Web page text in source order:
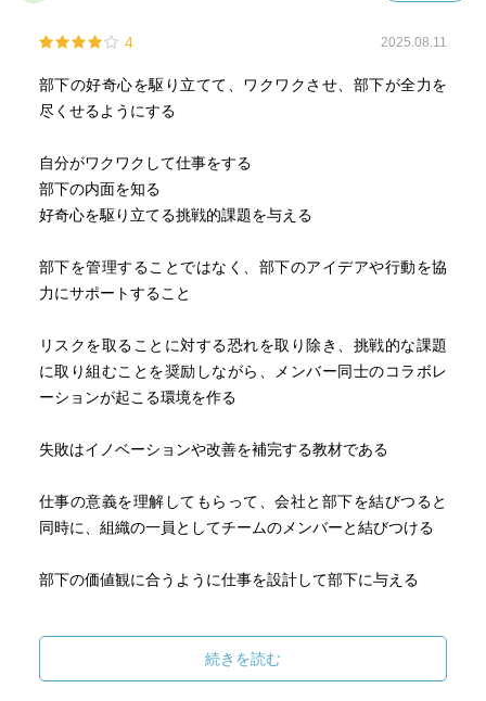
・グローバルな視点を持って機敏に行動できる
④良い聴き手
・「言う」ことは最小限にして、
より多くの質問をする
⑤コミュニケーター
他者との感情的なつながりを築ける
・人を鼓舞して行動を起こさせ、
・目的を決め、人々の力を結集して
事に当たらせることができる
⑥ネットワーカー
複数の要因間の関係性を見抜ける
・指示するより影響を与える
KNOW(知る)：
4 2025.08.11
部下の好奇心を駆り立てて、ワクワクさせ、部下が全力を
尽くせるようにする
自分がワクワクして仕事をする
部下の内面を知る
好奇心を駆り立てる挑戦的課題を与える
部下を管理することではなく、部下のアイデアや行動を協
力にサポートすること
リスクを取ることに対する恐れを取り除き、挑戦的な課題
に取り組むことを奨励しながら、メンバー同士のコラボレ
ーションが起こる環境を作る
失敗はイノベーションや改善を補完する教材である
仕事の意義を理解してもらって、会社と部下を結びつると
同時に、組織の一員としてチームのメンバーと結びつける
部下の価値観に合うように仕事を設計して部下に与える
コーチングは、自分の知識や経験のみによってやみくもに
続きを読む